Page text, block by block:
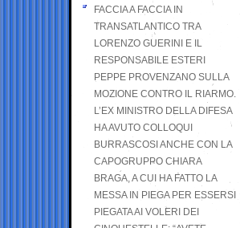
FACCIA A FACCIA IN
TRANSATLANTICO TRA
LORENZO GUERINI E IL
RESPONSABILE ESTERI
PEPPE PROVENZANO SULLA
MOZIONE CONTRO IL RIARMO.
L’EX MINISTRO DELLA DIFESA
HA AVUTO COLLOQUI
BURRASCOSI ANCHE CON LA
CAPOGRUPPO CHIARA
BRAGA, A CUI HA FATTO LA
MESSA IN PIEGA PER ESSERSI
PIEGATA AI VOLERI DEI